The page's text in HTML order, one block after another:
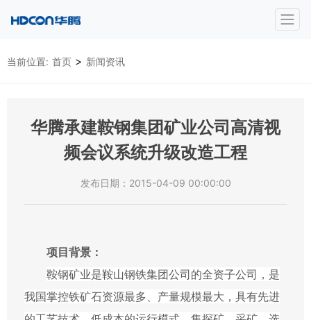
当前位置: 首页 > 新闻资讯
华腾承建鞍钢集团矿业公司高清视
频会议系统升级改造工程
发布日期：2015-04-09 00:00:00
项目背景：
鞍钢矿业是鞍山钢铁集团公司的全资子公司，是
我国掌控铁矿石资源最多、产量规模最大，具有先进